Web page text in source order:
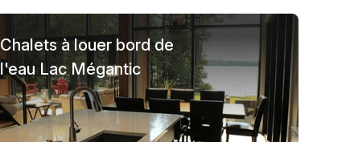
Chalets à louer bord de
l'eau Lac Mégantic